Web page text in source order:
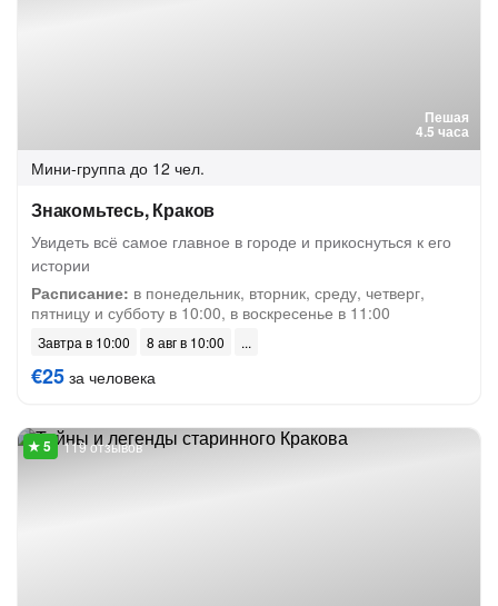
Пешая
4.5 часа
Мини-группа до 12 чел.
Знакомьтесь, Краков
Увидеть всё самое главное в городе и прикоснуться к его
истории
Расписание: в понедельник, вторник, среду, четверг,
пятницу и субботу в 10:00, в воскресенье в 11:00
Завтра в 10:00 8 авг в 10:00
€25 за человека
119 отзывов